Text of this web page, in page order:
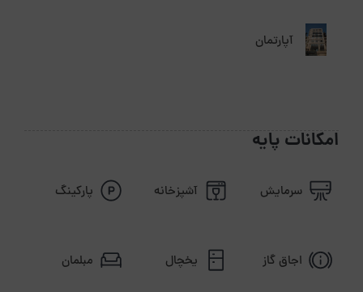
فاصله تا خارج شهر ۲ دقیقه.
آپارتمان
امکانات پایه
سرمایش آشپزخانه پارکینگ
اجاق گاز یخچال مبلمان